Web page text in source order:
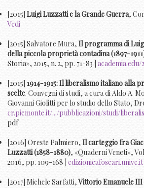
[2015]Luigi Luzzatti e la Grande Guerra,
Vedi
[2015] Salvatore Mura, Il programma di
della piccola proprietà contadina (1897-
Storia», 2015, n. 2, pp. 71-83 | academia.edu/
[2015] 1914-1915: Il liberalismo italiano alla
scelte. Convegni di studi, a cura di Aldo A.
Giovanni Giolitti per lo studio dello Stato,
cr.piemonte.it/.../pubblicazioni/studi/
pdf
[2016] Oreste Palmiero, Il carteggio fra
Luzzatti (1858-1880), «Quaderni Veneti»,
2016, pp. 109-168 | edizionicafoscari.unive.it
[2017] Michele Sarfatti,Vittorio Emanuele III